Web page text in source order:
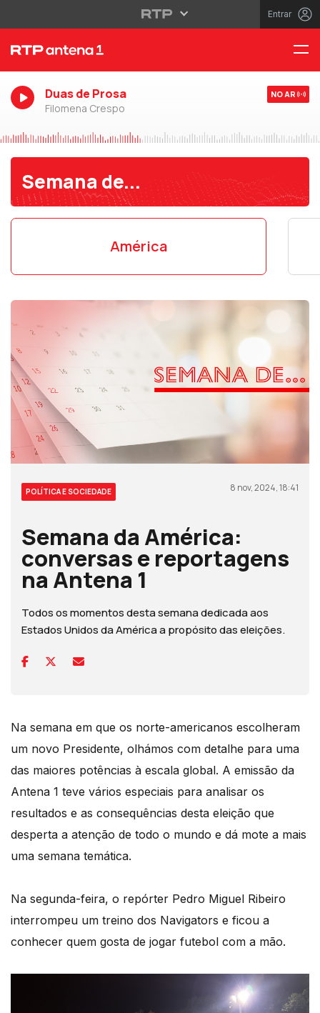
Entrar
Duas de Prosa
Filomena Crespo
NO AR
Semana de...
América
POLÍTICA E SOCIEDADE 8 nov, 2024, 18:41
Semana da América:
conversas e reportagens
na Antena 1
Todos os momentos desta semana dedicada aos
Estados Unidos da América a propósito das eleições.
Na semana em que os norte-americanos escolheram
um novo Presidente, olhámos com detalhe para uma
das maiores potências à escala global. A emissão da
Antena 1 teve vários especiais para analisar os
resultados e as consequências desta eleição que
desperta a atenção de todo o mundo e dá mote a mais
uma semana temática.
Na segunda-feira, o repórter Pedro Miguel Ribeiro
interrompeu um treino dos Navigators e ficou a
conhecer quem gosta de jogar futebol com a mão.